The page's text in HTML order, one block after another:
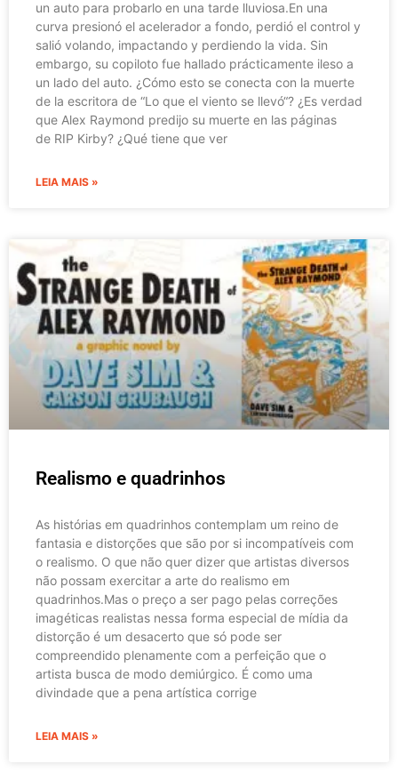
un auto para probarlo en una tarde lluviosa.En una
curva presionó el acelerador a fondo, perdió el control y
salió volando, impactando y perdiendo la vida. Sin
embargo, su copiloto fue hallado prácticamente ileso a
un lado del auto. ¿Cómo esto se conecta con la muerte
de la escritora de “Lo que el viento se llevó“? ¿Es verdad
que Alex Raymond predijo su muerte en las páginas
de RIP Kirby? ¿Qué tiene que ver
LEIA MAIS »
Realismo e quadrinhos
As histórias em quadrinhos contemplam um reino de
fantasia e distorções que são por si incompatíveis com
o realismo. O que não quer dizer que artistas diversos
não possam exercitar a arte do realismo em
quadrinhos.Mas o preço a ser pago pelas correções
imagéticas realistas nessa forma especial de mídia da
distorção é um desacerto que só pode ser
compreendido plenamente com a perfeição que o
artista busca de modo demiúrgico. É como uma
divindade que a pena artística corrige
LEIA MAIS »